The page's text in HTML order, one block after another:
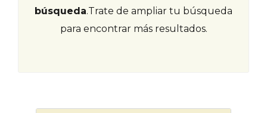
búsqueda.Trate de ampliar tu búsqueda
para encontrar más resultados.